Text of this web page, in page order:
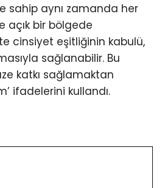
sahip aynı zamanda her
açık bir bölgede
cinsiyet eşitliğinin kabulü,
sağlanabilir. Bu
katkı sağlamaktan
ifadelerini kullandı.